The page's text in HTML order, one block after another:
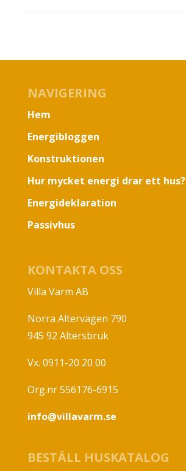
NAVIGERING
Hem
Energibloggen
Konstruktionen
Hur mycket energi drar ett hus?
Energideklaration
Passivhus
KONTAKTA OSS
Villa Varm AB
Norra Altervägen 790
945 92 Altersbruk
Vx. 0911-20 20 00
Org.nr 556176-6915
info@villavarm.se
BESTÄLL HUSKATALOG